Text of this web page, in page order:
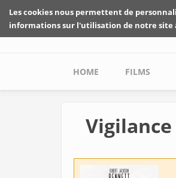
Skip to main content
Main menu
HOME FILMS
Vigilance
Les cookies nous permettent de
informations sur l'utilisation de notre site